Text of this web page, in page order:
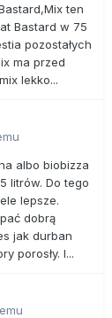
ten
Bastard w 75
pozostałych
ma przed
lekko...
albo biobizza
litrów. Do tego
lepsze.
dobrą
jak durban
porosły. I...